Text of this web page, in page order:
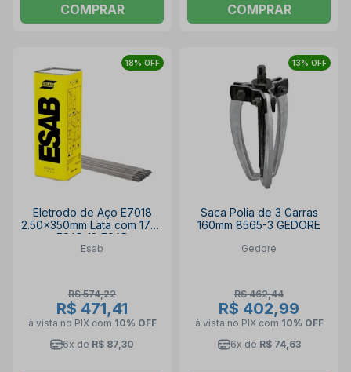
COMPRAR COMPRAR
18% OFF
Eletrodo de Aço E7018
2.50x350mm Lata com 17Kg
ESAB 18 ESAB
Esab
R$ 574,22
R$ 471,41
à vista no PIX com 10% OFF
6x de R$ 87,30
13% OFF
Saca Polia de 3 Garras
160mm 8565-3 GEDORE
Gedore
R$ 462,44
R$ 402,99
à vista no PIX com 10% OFF
6x de R$ 74,63